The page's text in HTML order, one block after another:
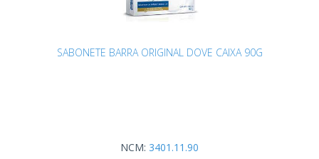
SABONETE BARRA ORIGINAL DOVE CAIXA 90G
NCM: 3401.11.90